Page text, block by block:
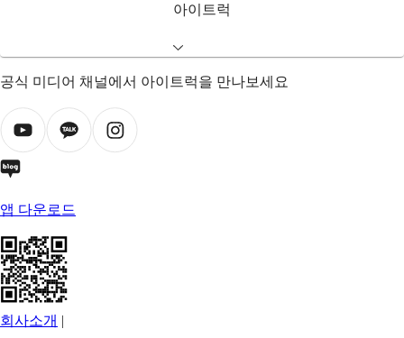
아이트럭
공식 미디어 채널에서 아이트럭을 만나보세요
앱 다운로드
회사소개 |